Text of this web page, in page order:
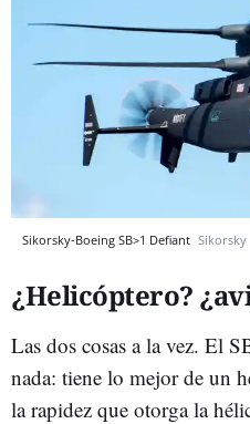
Sikorsky-Boeing SB>1 Defiant Sikorsky
¿Helicóptero?
Las dos cosas a la vez. El
nada: tiene lo mejor de un
la rapidez que otorga la